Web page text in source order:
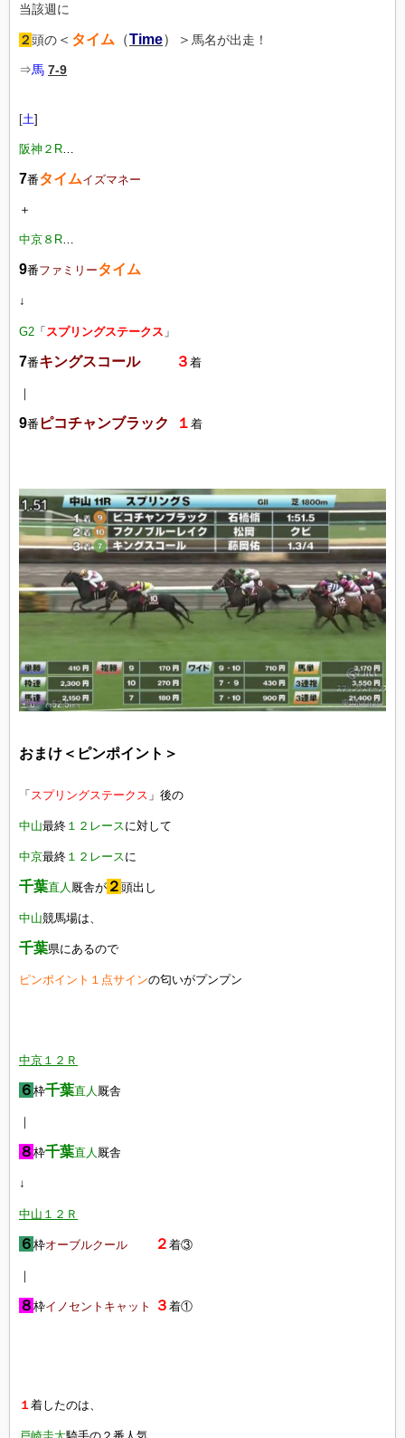
当該週に
２頭の ＜ タイム （Time）＞ 馬名が出走！
⇒馬 7-9
[土]
阪神２R
7番タイムイズマネー
＋
中京８R
9番ファミリータイム
↓
G2 「 スプリングステークス 」
7番キングスコール ３ 着
｜
9番 ピコチャンブラック １ 着
おまけ＜ピンポイント＞
「 スプリングステークス 」後の
中山最終 １２レースに対して
中京最終 １２レースに
千葉直人 厩舎が ２ 頭出し
中山競馬場は、
千葉県にあるので
ピンポイント１点サインの匂いがプンプン
中京１２Ｒ
６ 枠千葉直人 厩舎
｜
８ 枠千葉直人 厩舎
↓
中山１２Ｒ
６ 枠オーブルクール ２ 着③
｜
８ 枠イノセントキャット ３ 着①
１着したのは、